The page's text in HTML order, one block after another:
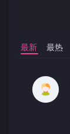
最新 最热